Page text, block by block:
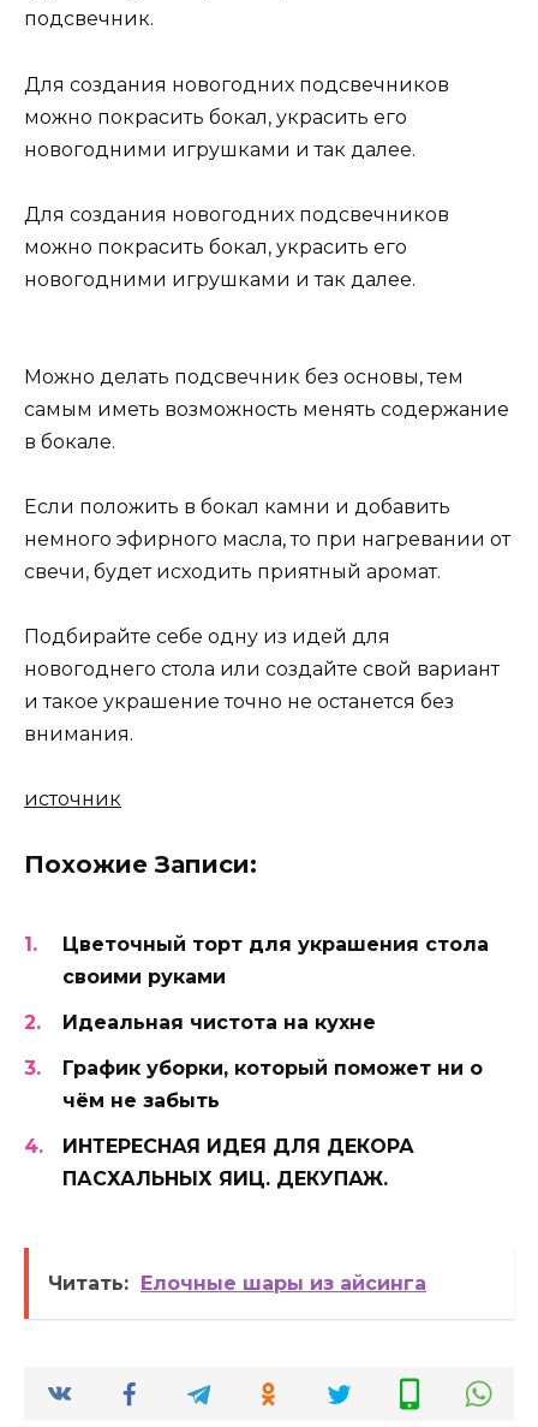
подсвечник.
Для создания новогодних подсвечников
можно покрасить бокал, украсить его
новогодними игрушками и так далее.
Для создания новогодних подсвечников
можно покрасить бокал, украсить его
новогодними игрушками и так далее.
Можно делать подсвечник без основы, тем
самым иметь возможность менять содержание
в бокале.
Если положить в бокал камни и добавить
немного эфирного масла, то при нагревании от
свечи, будет исходить приятный аромат.
Подбирайте себе одну из идей для
новогоднего стола или создайте свой вариант
и такое украшение точно не останется без
внимания.
источник
Похожие Записи:
Цветочный торт для украшения стола
своими руками
Идеальная чистота на кухне
График уборки, который поможет ни о
чём не забыть
ИНТЕРЕСНАЯ ИДЕЯ ДЛЯ ДЕКОРА
ПАСХАЛЬНЫХ ЯИЦ. ДЕКУПАЖ.
Читать: Елочные шары из айсинга